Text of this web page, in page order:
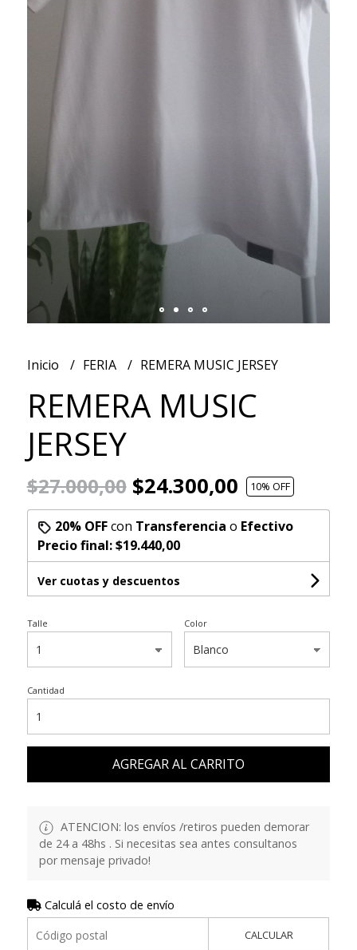
Inicio FERIA REMERA MUSIC JERSEY
REMERA MUSIC
JERSEY
$27.000,00$24.300,00 10% OFF
20% OFFcon Transferencia o Efectivo
Precio final:$19.440,00
Ver cuotas y descuentos
Talle Color
Cantidad
AGREGAR AL CARRITO
ATENCION: los envíos /retiros pueden demorar
de 24 a 48hs . Si necesitas sea antes consultanos
por mensaje privado!
Calculá el costo de envío
CALCULAR